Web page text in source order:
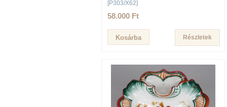
[P303/X62]
58.000 Ft
Részletek